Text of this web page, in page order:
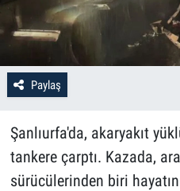
Paylaş
Şanlıurfa'da, akaryakıt
tankere çarptı. Kazada,
sürücülerinden biri